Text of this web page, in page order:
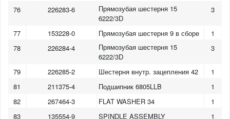
76
226283-6
Прямозубая шестерня 15
6222/3D
3
77 153228-0 Прямозубая шестерня 9 в сборе
1
78
226284-4
Прямозубая шестерня 15
6222/3D
3
79 226285-2 Шестерня внутр. зацепления 42
1
81
211375-4 Подшипник 6805LLB
1
82
267464-3 FLAT WASHER 34
1
83
135554-9 SPINDLE ASSEMBLY
1